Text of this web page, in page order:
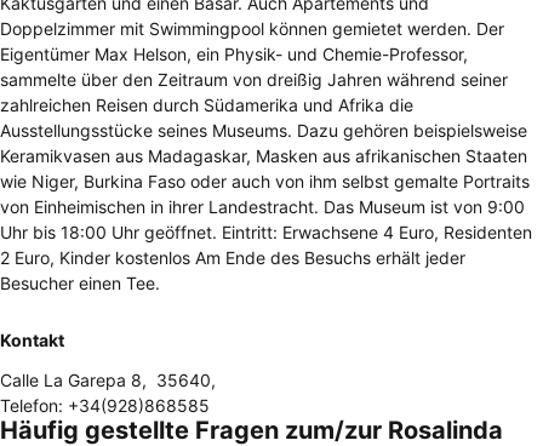
Doppelzimmer mit Swimmingpool können gemietet werden. Der
Eigentümer Max Helson, ein Physik- und Chemie-Professor,
sammelte über den Zeitraum von dreißig Jahren während seiner
zahlreichen Reisen durch Südamerika und Afrika die
Ausstellungsstücke seines Museums. Dazu gehören beispielsweise
Keramikvasen aus Madagaskar, Masken aus afrikanischen Staaten
wie Niger, Burkina Faso oder auch von ihm selbst gemalte Portraits
von Einheimischen in ihrer Landestracht. Das Museum ist von 9:00
Uhr bis 18:00 Uhr geöffnet. Eintritt: Erwachsene 4 Euro, Residenten
2 Euro, Kinder kostenlos Am Ende des Besuchs erhält jeder
Besucher einen Tee.
Kontakt
Calle La Garepa 8, 35640,
Telefon: +34(928)868585
Häufig gestellte Fragen zum/zur Rosalinda